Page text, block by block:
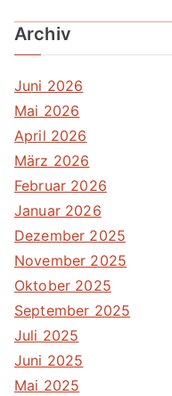
Archiv
Juni 2026
Mai 2026
April 2026
März 2026
Februar 2026
Januar 2026
Dezember 2025
November 2025
Oktober 2025
September 2025
Juli 2025
Juni 2025
Mai 2025